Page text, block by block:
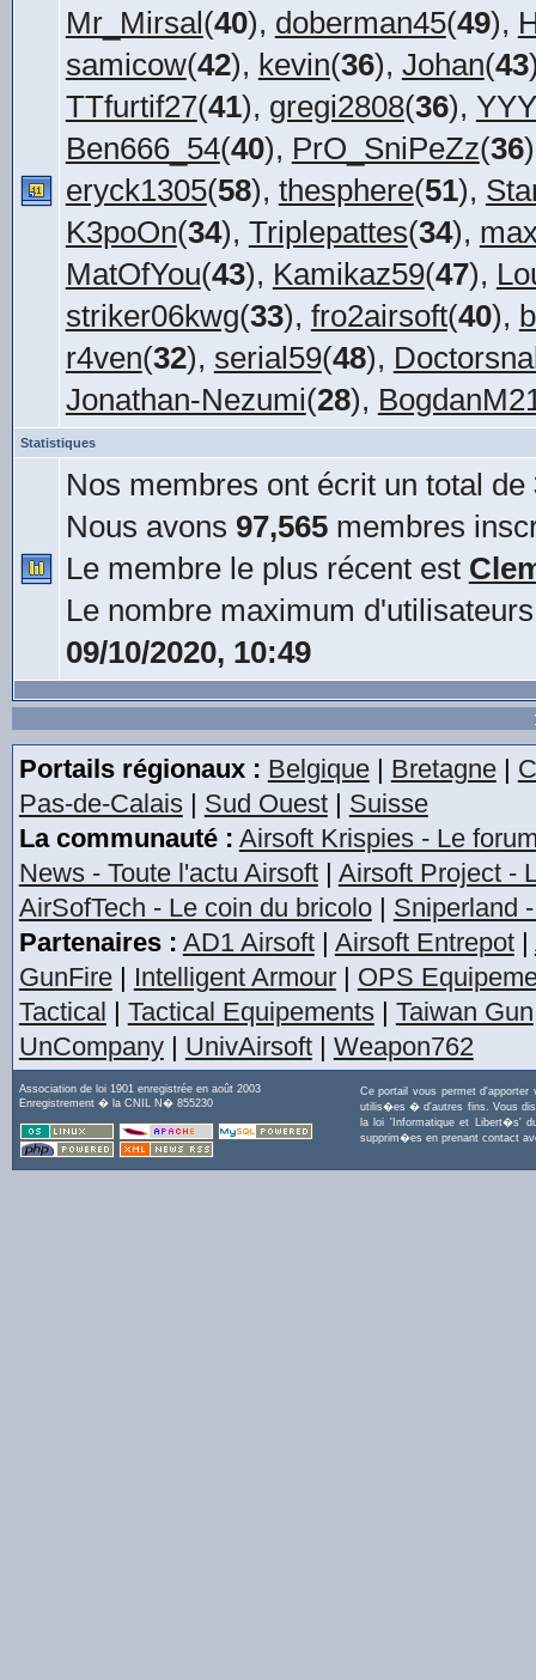
Mr_Mirsal(40), doberman45(49),
samicow(42), kevin(36), Johan(43
TTfurtif27(41), gregi2808(36),
Ben666_54(40), PrO_SniPeZz(36
eryck1305(58), thesphere(51),
K3poOn(34), Triplepattes(34),
MatOfYou(43), Kamikaz59(47),
striker06kwg(33), fro2airsoft(40),
r4ven(32), serial59(48),
Jonathan-Nezumi(28),
Statistiques
Nos membres ont écrit un total de
Nous avons 97,565membres
Le membre le plus récent est
Le nombre maximum
09/10/2020, 10:49
Portails régionaux : Belgique| Bretagne|
Pas-de-Calais| Sud Ouest| Suisse
La communauté : Airsoft Krispies - Le
News - Toute l'actu Airsoft| Airsoft Project -
AirSofTech - Le coin du bricolo| Sniperland
Partenaires : AD1 Airsoft| Airsoft Entrepot|
GunFire| Intelligent Armour| OPS
Tactical | Tactical Equipements| Taiwan Gun
UnCompany| UnivAirsoft| Weapon762
Association de loi 1901 enregistrée en août 2003
Enregistrement � la CNIL N� 855230
Ce portail vous permet
utilis�es � d'autres fins. Vous
la loi 'Informatique et Libert�s'
supprim�es en prenant contact